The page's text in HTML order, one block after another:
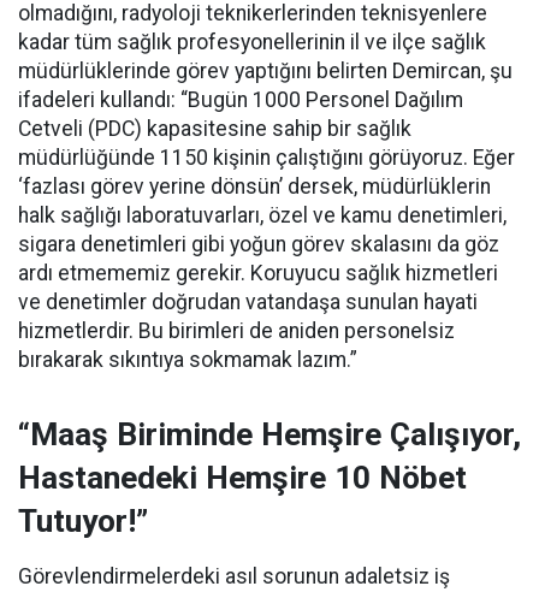
olmadığını, radyoloji teknikerlerinden teknisyenlere
kadar tüm sağlık profesyonellerinin il ve ilçe sağlık
müdürlüklerinde görev yaptığını belirten Demircan, şu
ifadeleri kullandı: “Bugün 1000 Personel Dağılım
Cetveli (PDC) kapasitesine sahip bir sağlık
müdürlüğünde 1150 kişinin çalıştığını görüyoruz. Eğer
‘fazlası görev yerine dönsün’ dersek, müdürlüklerin
halk sağlığı laboratuvarları, özel ve kamu denetimleri,
sigara denetimleri gibi yoğun görev skalasını da göz
ardı etmememiz gerekir. Koruyucu sağlık hizmetleri
ve denetimler doğrudan vatandaşa sunulan hayati
hizmetlerdir. Bu birimleri de aniden personelsiz
bırakarak sıkıntıya sokmamak lazım.”
“Maaş Biriminde Hemşire Çalışıyor,
Hastanedeki Hemşire 10 Nöbet
Tutuyor!”
Görevlendirmelerdeki asıl sorunun adaletsiz iş